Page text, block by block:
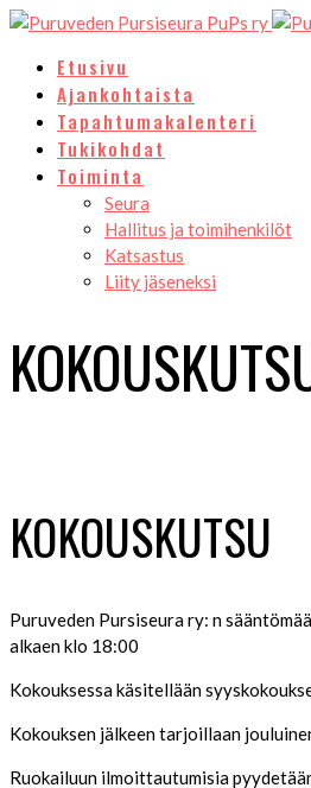
Etusivu
Ajankohtaista
Tapahtumakalenteri
Tukikohdat
Toiminta
Seura
Hallitus ja toimihenkilöt
Katsastus
Liity jäseneksi
KOKOUSKUTSU
Puruveden Pursiseura ry: n
alkaen klo 18:00
Kokouksessa käsitellään
Kokouksen jälkeen tarjoillaan
Ruokailuun ilmoittautumisia